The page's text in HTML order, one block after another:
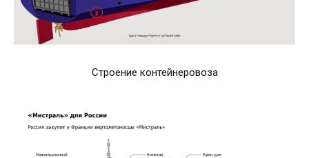
Строение контейнеровоза